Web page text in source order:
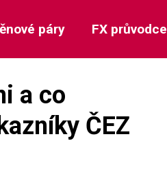
páry FX průvodce
a co
ČEZ